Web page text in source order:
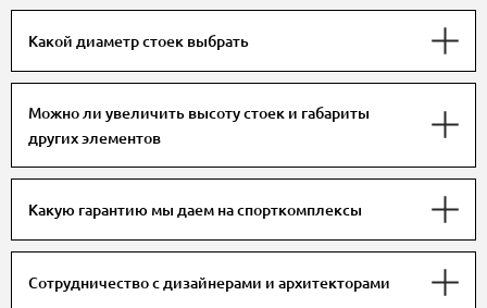
Какой диаметр стоек выбрать
Можно ли увеличить высоту стоек и габариты
других элементов
Какую гарантию мы даем на спорткомплексы
Сотрудничество с дизайнерами и архитекторами